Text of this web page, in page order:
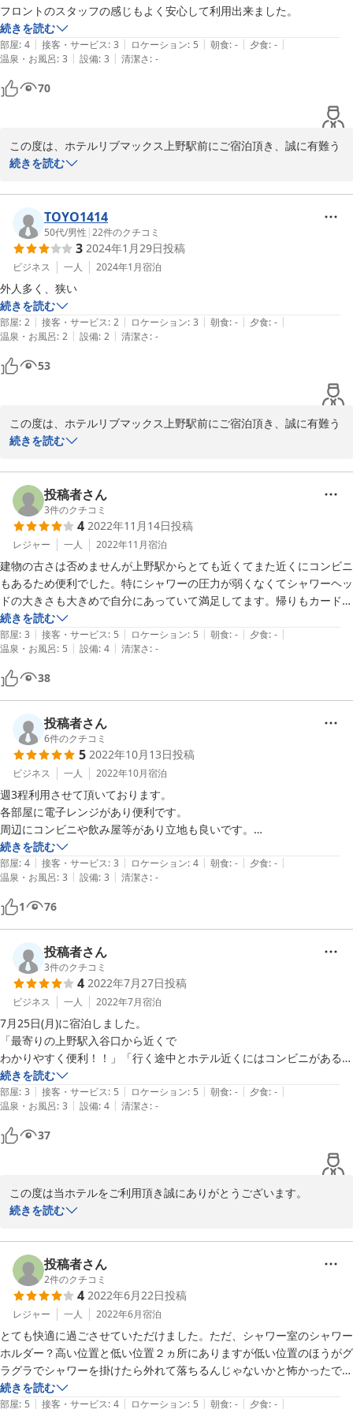
フロントのスタッフの感じもよく安心して利用出来ました。
続きを読む
部屋: 4 | 接客・サービス: 3 | ロケーション: 5 | 朝食: - | 夕食: - |
温泉・お風呂: 3 | 設備: 3 | 清潔さ: -
70
この度は、ホテルリブマックス上野駅前にご宿泊頂き、誠に有難う
御座います。
お客様の声を励みに、安心してお寛ぎ頂けるホテルを目指して、ス
タッフ一同精進して参ります。
またのご利用を、心よりお待ち致して居ります。
有難うございました。
ホテルリブマックス上野駅前　宿泊課
2023-12-31
続きを読む
TOYO1414
50代/男性 |22件のクチコミ
3 2024年1月29日投稿
ビジネス 一人 2024年1月宿泊
外人多く、狭い
続きを読む
部屋: 2 | 接客・サービス: 2 | ロケーション: 3 | 朝食: - | 夕食: - |
温泉・お風呂: 2 | 設備: 2 | 清潔さ: -
53
この度は、ホテルリブマックス上野駅前にご宿泊頂き、誠に有難う
御座います。
ホテルリブマックス上野駅前はほとんど外国人の方が多いです。
狭い事でお客様に迷惑かけして大変申し訳ございません。
またのご利用を、心よりお待ち致して居ります。
有難うございました。
ホテルリブマックス上野駅前　宿泊課
2024-02-16
続きを読む
投稿者さん
3件のクチコミ
4 2022年11月14日投稿
レジャー 一人 2022年11月宿泊
建物の古さは否めませんが上野駅からとても近くてまた近くにコンビニ
もあるため便利でした。特にシャワーの圧力が弱くなくてシャワーヘッ
ドの大きさも大きめで自分にあっていて満足してます。帰りもカードキ
ーをBOXに入れて終わりでスムーズでいいと思います。
続きを読む
部屋: 3 | 接客・サービス: 5 | ロケーション: 5 | 朝食: - | 夕食: - |
温泉・お風呂: 5 | 設備: 4 | 清潔さ: -
38
投稿者さん
6件のクチコミ
5 2022年10月13日投稿
ビジネス 一人 2022年10月宿泊
週3程利用させて頂いております。
各部屋に電子レンジがあり便利です。
周辺にコンビニや飲み屋等があり立地も良いです。
あえてダメ出しを言うなら、
たまに掃除が行き届いてないです。（特にトイレの便座周辺）
プランによると思いますが、
かなりコスパも良く全体的に良いホテルだと思います。
続きを読む
部屋: 4 | 接客・サービス: 3 | ロケーション: 4 | 朝食: - | 夕食: - |
温泉・お風呂: 3 | 設備: 3 | 清潔さ: -
1 76
投稿者さん
3件のクチコミ
4 2022年7月27日投稿
ビジネス 一人 2022年7月宿泊
7月25日(月)に宿泊しました。
「最寄りの上野駅入谷口から近くで
わかりやすく便利！！」「行く途中とホテル近くにはコンビニがあるの
で便利」
朝方、チェックアウトして外はあいにくの大雨で傘もなくホテルにも出
れずに困っていたらフロントの女性スタッフの方から傘をいただきまし
た。
女性スタッフの気遣いと優しさには本当に心から「ありがとう」と感謝
続きを読む
部屋: 3 | 接客・サービス: 5 | ロケーション: 5 | 朝食: - | 夕食: - |
温泉・お風呂: 3 | 設備: 4 | 清潔さ: -
37
この度は当ホテルをご利用頂き誠にありがとうございます。
また、フロントスタッフへのお褒めのお言葉を頂き、スタッフ一同
口コミご投稿頂きありがとうございました。
お客様のまたのご利用、心よりお待ちしております。
ホテルリブマックス上野駅前　宿泊課
2022-09-06
続きを読む
投稿者さん
2件のクチコミ
4 2022年6月22日投稿
レジャー 一人 2022年6月宿泊
とても快適に過ごさせていただけました。ただ、シャワー室のシャワー
ホルダー？高い位置と低い位置２ヵ所にありますが低い位置のほうがグ
ラグラでシャワーを掛けたら外れて落ちるんじゃないかと怖かったで
す。もし外れたら私が悪いって言われるんじやないか、弁償問題になり
はしないかと不安で掛けられなかったです。清掃係の方も気付いてない
続きを読む
部屋: 5 | 接客・サービス: 4 | ロケーション: 5 | 朝食: - | 夕食: - |